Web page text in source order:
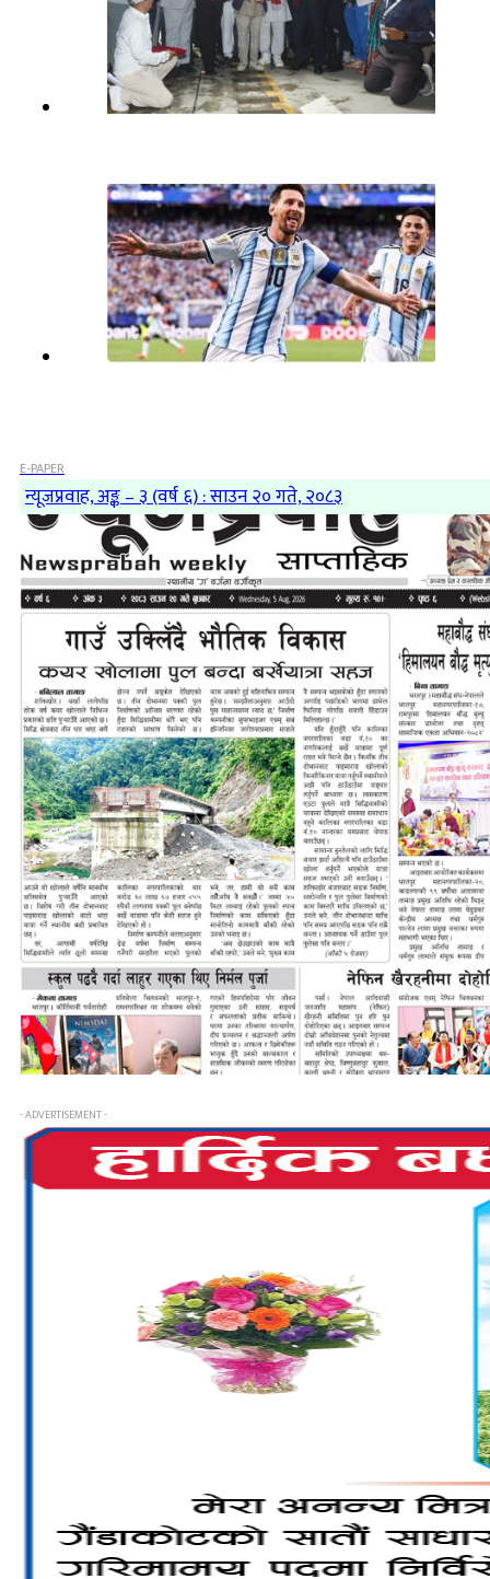
E-PAPER
न्यूजप्रवाह, अङ्क – ३ (वर्ष ६) : साउन २० गते, २०८३
- ADVERTISEMENT -